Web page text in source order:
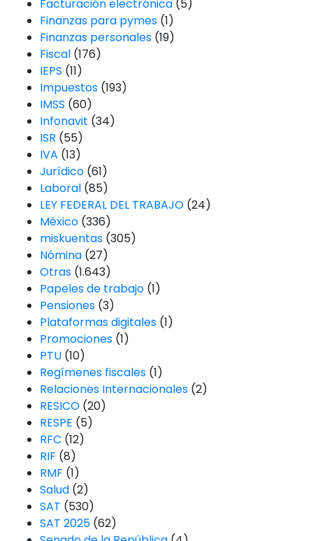
Facturación electrónica(5)
Finanzas para pymes(1)
Finanzas personales(19)
Fiscal(176)
IEPS (11)
Impuestos(193)
IMSS (60)
Infonavit (34)
ISR (55)
IVA (13)
Jurídico(61)
Laboral(85)
LEY FEDERAL DEL TRABAJO(24)
México(336)
miskuentas(305)
Nómina(27)
Otras(1.643)
Papeles de trabajo(1)
Pensiones(3)
Plataformas digitales(1)
Promociones(1)
PTU(10)
Regímenes fiscales(1)
Relaciones Internacionales(2)
RESICO(20)
RESPE (5)
RFC (12)
RIF (8)
RMF (1)
Salud(2)
SAT (530)
SAT 2025(62)